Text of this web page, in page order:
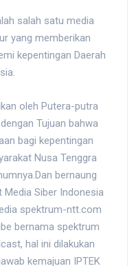
salah satu media
yang memberikan
kepentingan Daerah
oleh Putera-putra
Tujuan bahwa
bagi kepentingan
Nusa Tenggra
bernaung
Siber Indonesia
spektrum-ntt.com
bernama spektrum
hal ini dilakukan
kemajuan IPTEK